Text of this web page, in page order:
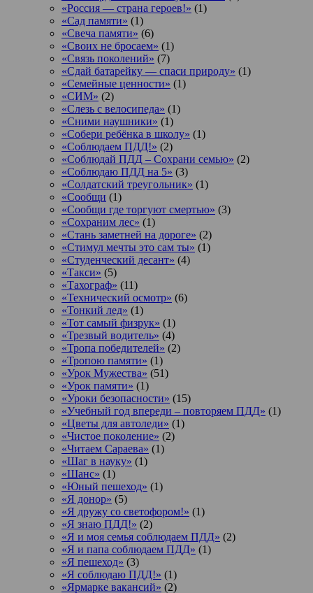
«Россия — страна героев!» (1)
«Сад памяти» (1)
«Свеча памяти» (6)
«Своих не бросаем» (1)
«Связь поколений» (7)
«Сдай батарейку — спаси природу» (1)
«Семейные ценности» (1)
«СИМ» (2)
«Слезь с велосипеда» (1)
«Сними наушники» (1)
«Собери ребёнка в школу» (1)
«Соблюдаем ПДД!» (2)
«Соблюдай ПДД – Сохрани семью» (2)
«Соблюдаю ПДД на 5» (3)
«Солдатский треугольник» (1)
«Сообщи (1)
«Сообщи где торгуют смертью» (3)
«Сохраним лес» (1)
«Стань заметней на дороге» (2)
«Стимул мечты это сам ты» (1)
«Студенческий десант» (4)
«Такси» (5)
«Тахограф» (11)
«Технический осмотр» (6)
«Тонкий лед» (1)
«Тот самый физрук» (1)
«Трезвый водитель» (4)
«Тропа победителей» (2)
«Тропою памяти» (1)
«Урок Мужества» (51)
«Урок памяти» (1)
«Уроки безопасности» (15)
«Учебный год впереди – повторяем ПДД» (1)
«Цветы для автоледи» (1)
«Чистое поколение» (2)
«Читаем Сараева» (1)
«Шаг в науку» (1)
«Шанс» (1)
«Юный пешеход» (1)
«Я донор» (5)
«Я дружу со светофором!» (1)
«Я знаю ПДД!» (2)
«Я и моя семья соблюдаем ПДД» (2)
«Я и папа соблюдаем ПДД» (1)
«Я пешеход» (3)
«Я соблюдаю ПДД!» (1)
«Ярмарке вакансий» (2)